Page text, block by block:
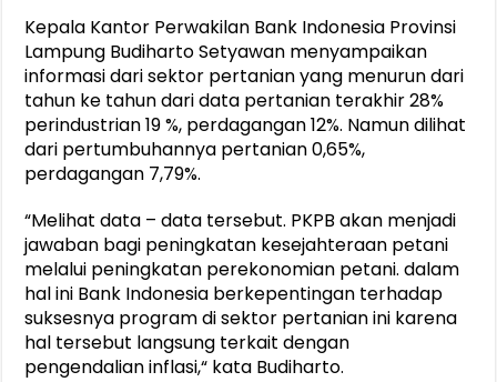
Kepala Kantor Perwakilan Bank Indonesia Provinsi
Lampung Budiharto Setyawan menyampaikan
informasi dari sektor pertanian yang menurun dari
tahun ke tahun dari data pertanian terakhir 28%
perindustrian 19 %, perdagangan 12%. Namun dilihat
dari pertumbuhannya pertanian 0,65%,
perdagangan 7,79%.
“Melihat data – data tersebut. PKPB akan menjadi
jawaban bagi peningkatan kesejahteraan petani
melalui peningkatan perekonomian petani. dalam
hal ini Bank Indonesia berkepentingan terhadap
suksesnya program di sektor pertanian ini karena
hal tersebut langsung terkait dengan
pengendalian inflasi,“ kata Budiharto.